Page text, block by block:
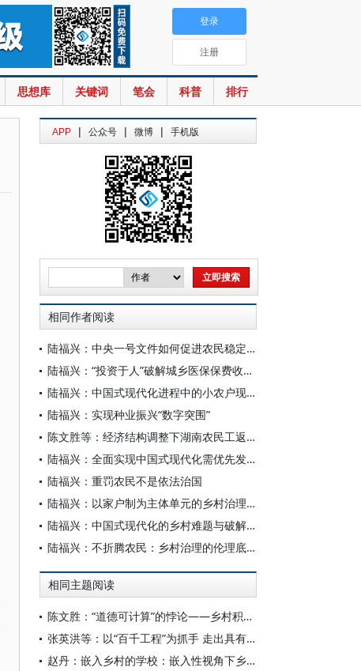
思想库 关键词 笔会 科普 排行
登录
注册
APP | 公众号 | 微博 | 手机版
相同作者阅读
陆福兴：中央一号文件如何促进农民稳定增收
陆福兴：“投资于人”破解城乡医保保费收缴困局
陆福兴：中国式现代化进程中的小农户现代化
陆福兴：实现种业振兴“数字突围”
陈文胜等：经济结构调整下湖南农民工返乡就业困境与对策
陆福兴：全面实现中国式现代化需优先发展乡村
陆福兴：重罚农民不是依法治国
陆福兴：以家户制为主体单元的乡村治理现代化
陆福兴：中国式现代化的乡村难题与破解对策
陆福兴：不折腾农民：乡村治理的伦理底线
相同主题阅读
陈文胜：“道德可计算”的悖论——乡村积分制的伦理审视与边界反思
张英洪等：以“百千工程”为抓手 走出具有首都特点的乡村振兴路
赵丹：嵌入乡村的学校：嵌入性视角下乡村小规模学校发展困境的多维审视与破解路径